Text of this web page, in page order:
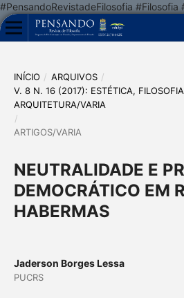
#PensandoRevistadeFilosofia #Filosofia
INÍCIO / ARQUIVOS /
V. 8 N. 16 (2017): ESTÉTICA,
ARQUITETURA/VARIA
/
ARTIGOS/VARIA
NEUTRALIDADE E
DEMOCRÁTICO EM
HABERMAS
Jaderson Borges Lessa
PUCRS